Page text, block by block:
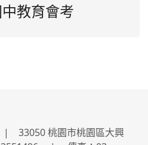
教育會考
33050 桃園市桃園區大興